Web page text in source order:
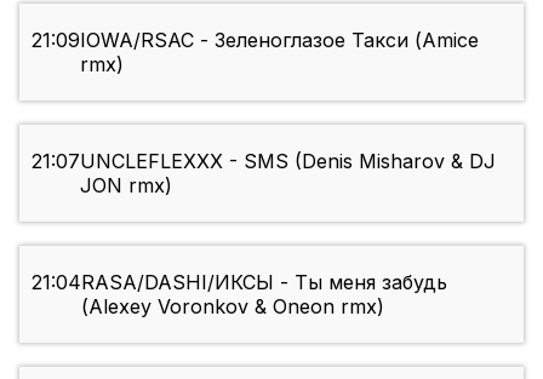
21:09IOWA/RSAC - Зеленоглазое Такси (Amice
rmx)
21:07UNCLEFLEXXX - SMS (Denis Misharov & DJ
JON rmx)
21:04RASA/DASHI/ИКСЫ - Ты меня забудь
(Alexey Voronkov & Oneon rmx)